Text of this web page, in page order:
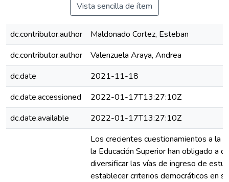
Vista sencilla de ítem
dc.contributor.author
Maldonado Cortez, Esteban
dc.contributor.author
Valenzuela Araya, Andrea
dc.date
2021-11-18
dc.date.accessioned
2022-01-17T13:27:10Z
dc.date.available
2022-01-17T13:27:10Z
Los crecientes cuestionamientos a la
la Educación Superior han obligado a
diversificar las vías de ingreso de
establecer criterios democráticos en